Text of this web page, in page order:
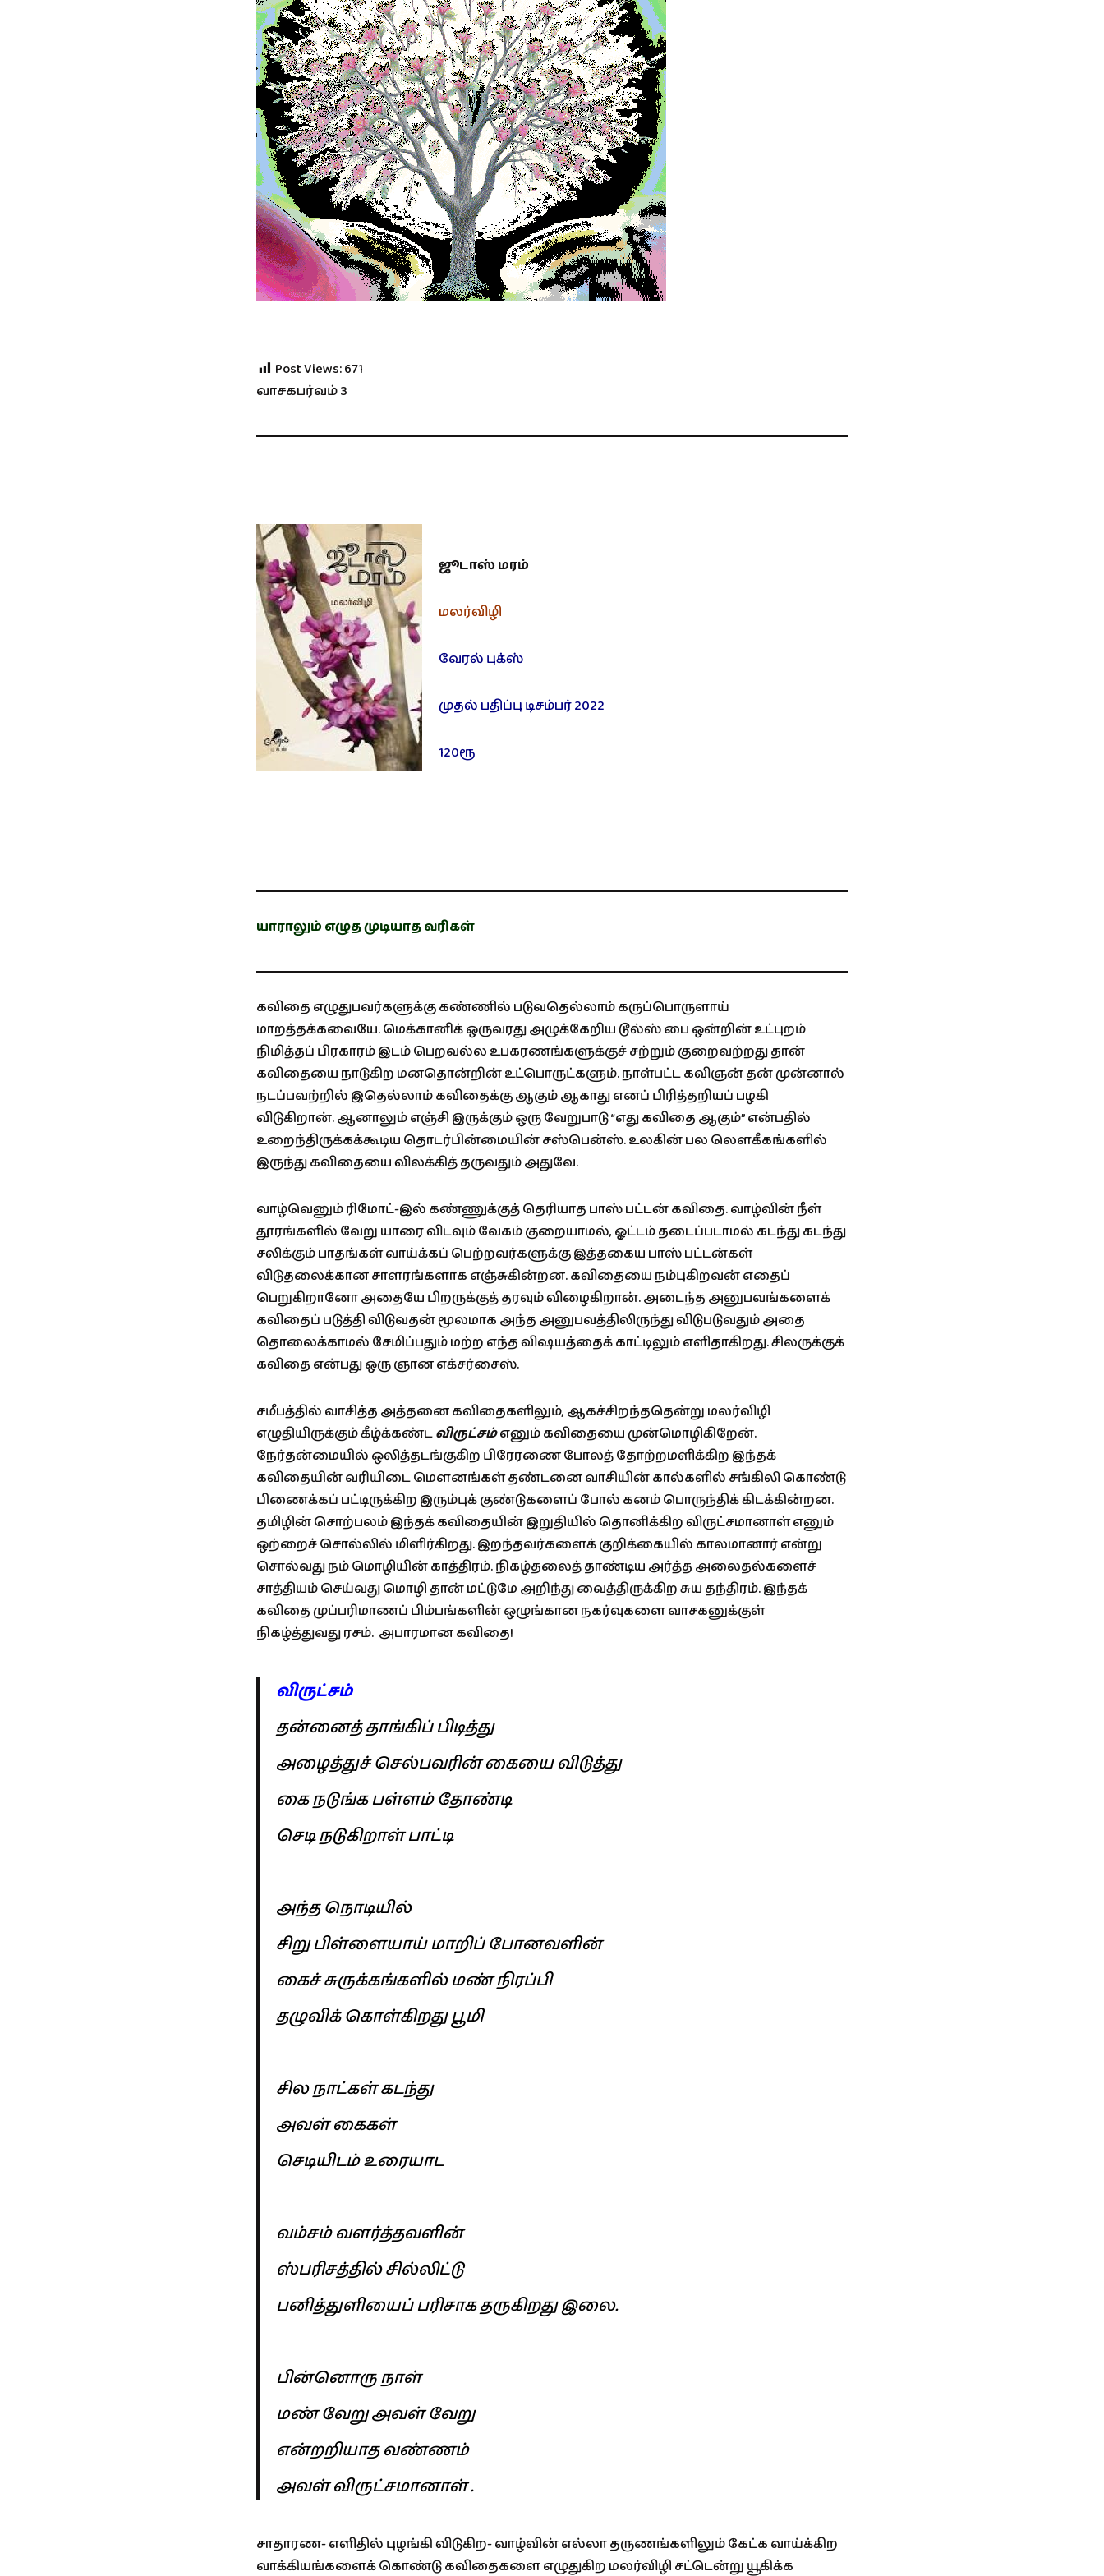
Post Views:671
வாசகபர்வம் 3
ஜூடாஸ் மரம்
மலர்விழி
வேரல் புக்ஸ்
முதல் பதிப்பு டிசம்பர் 2022
120ரூ
யாராலும் எழுத முடியாத வரிகள்
கவிதை எழுதுபவர்களுக்கு கண்ணில் படுவதெல்லாம் கருப்பொருளாய்
மாறத்தக்கவையே. மெக்கானிக் ஒருவரது அழுக்கேறிய டூல்ஸ் பை ஒன்றின் உட்புறம்
நிமித்தப் பிரகாரம் இடம் பெறவல்ல உபகரணங்களுக்குச் சற்றும் குறைவற்றது தான்
கவிதையை நாடுகிற மனதொன்றின் உட்பொருட்களும். நாள்பட்ட கவிஞன் தன் முன்னால்
நடப்பவற்றில் இதெல்லாம் கவிதைக்கு ஆகும் ஆகாது எனப் பிரித்தறியப் பழகி
விடுகிறான். ஆனாலும் எஞ்சி இருக்கும் ஒரு வேறுபாடு “எது கவிதை ஆகும்” என்பதில்
உறைந்திருக்கக்கூடிய தொடர்பின்மையின் சஸ்பென்ஸ். உலகின் பல லௌகீகங்களில்
இருந்து கவிதையை விலக்கித் தருவதும் அதுவே.
வாழ்வெனும் ரிமோட்-இல் கண்ணுக்குத் தெரியாத பாஸ் பட்டன் கவிதை. வாழ்வின் நீள்
தூரங்களில் வேறு யாரை விடவும் வேகம் குறையாமல், ஓட்டம் தடைப்படாமல் கடந்து கடந்து
சலிக்கும் பாதங்கள் வாய்க்கப் பெற்றவர்களுக்கு இத்தகைய பாஸ் பட்டன்கள்
விடுதலைக்கான சாளரங்களாக எஞ்சுகின்றன. கவிதையை நம்புகிறவன் எதைப்
பெறுகிறானோ அதையே பிறருக்குத் தரவும் விழைகிறான். அடைந்த அனுபவங்களைக்
கவிதைப் படுத்தி விடுவதன் மூலமாக அந்த அனுபவத்திலிருந்து விடுபடுவதும் அதை
தொலைக்காமல் சேமிப்பதும் மற்ற எந்த விஷயத்தைக் காட்டிலும் எளிதாகிறது. சிலருக்குக்
கவிதை என்பது ஒரு ஞான எக்சர்சைஸ்.
சமீபத்தில் வாசித்த அத்தனை கவிதைகளிலும், ஆகச்சிறந்ததென்று மலர்விழி
எழுதியிருக்கும் கீழ்க்கண்டவிருட்சம்எனும் கவிதையை முன்மொழிகிறேன்.
நேர்தன்மையில் ஒலித்தடங்குகிற பிரேரணை போலத் தோற்றமளிக்கிற இந்தக்
கவிதையின் வரியிடை மௌனங்கள் தண்டனை வாசியின் கால்களில் சங்கிலி கொண்டு
பிணைக்கப் பட்டிருக்கிற இரும்புக் குண்டுகளைப் போல் கனம் பொருந்திக் கிடக்கின்றன.
தமிழின் சொற்பலம் இந்தக் கவிதையின் இறுதியில் தொனிக்கிற விருட்சமானாள் எனும்
ஒற்றைச் சொல்லில் மிளிர்கிறது. இறந்தவர்களைக் குறிக்கையில் காலமானார் என்று
சொல்வது நம் மொழியின் காத்திரம். நிகழ்தலைத் தாண்டிய அர்த்த அலைதல்களைச்
சாத்தியம் செய்வது மொழி தான் மட்டுமே அறிந்து வைத்திருக்கிற சுய தந்திரம். இந்தக்
கவிதை முப்பரிமாணப் பிம்பங்களின் ஒழுங்கான நகர்வுகளை வாசகனுக்குள்
நிகழ்த்துவது ரசம். அபாரமான கவிதை!
விருட்சம்
தன்னைத் தாங்கிப் பிடித்து
அழைத்துச் செல்பவரின் கையை விடுத்து
கை நடுங்க பள்ளம் தோண்டி
செடி நடுகிறாள் பாட்டி
அந்த நொடியில்
சிறு பிள்ளையாய் மாறிப் போனவளின்
கைச் சுருக்கங்களில் மண் நிரப்பி
தழுவிக் கொள்கிறது பூமி
சில நாட்கள் கடந்து
அவள் கைகள்
செடியிடம் உரையாட
வம்சம் வளர்த்தவளின்
ஸ்பரிசத்தில் சில்லிட்டு
பனித்துளியைப் பரிசாக தருகிறது இலை.
பின்னொரு நாள்
மண் வேறு அவள் வேறு
என்றறியாத வண்ணம்
அவள் விருட்சமானாள் .
சாதாரண- எளிதில் புழங்கி விடுகிற- வாழ்வின் எல்லா தருணங்களிலும் கேட்க வாய்க்கிற
வாக்கியங்களைக் கொண்டு கவிதைகளை எழுதுகிற மலர்விழி சட்டென்று யூகிக்க